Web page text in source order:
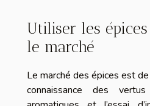
Utiliser les
le marché
Le marché des épices est
connaissance des